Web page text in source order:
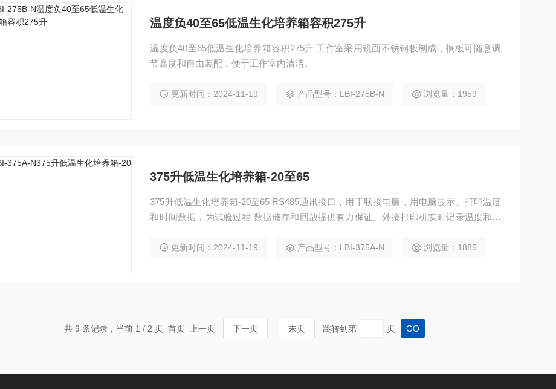
温度负40至65低温生化培养箱容积275升
温度负40至65低温生化培养箱容积275升 工作室采用镜面不锈钢板制成，搁板可随意调
节高度和自由装配，便于工作室内清洁。
更新时间：2024-11-19 产品型号：LBI-275B-N 浏览量：1959
375升低温生化培养箱-20至65
375升低温生化培养箱-20至65 RS485通讯接口，用于联接电脑，用电脑显示、打印温度
和时间数据，为试验过程 数据储存和回放提供有力保证。外接打印机实时记录温度和时
更新时间：2024-11-19 产品型号：LBI-375A-N 浏览量：1885
共 9 条记录，当前 1 / 2 页 首页 上一页 下一页 末页 跳转到第 页